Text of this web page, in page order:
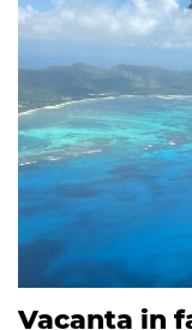
Vacanta in